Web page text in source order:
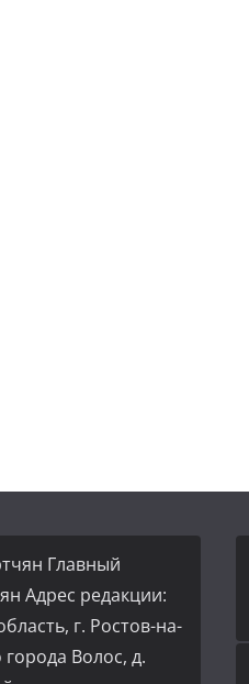
Главный
Адрес редакции:
г. Ростов-на-
Волос, д.